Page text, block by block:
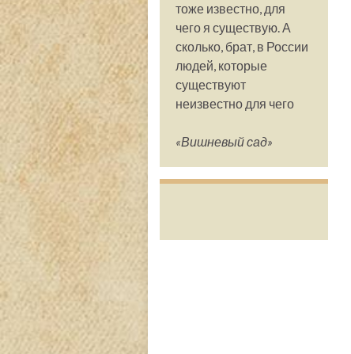
тоже известно, для
чего я существую. А
сколько, брат, в России
людей, которые
существуют
неизвестно для чего
«Вишневый сад»